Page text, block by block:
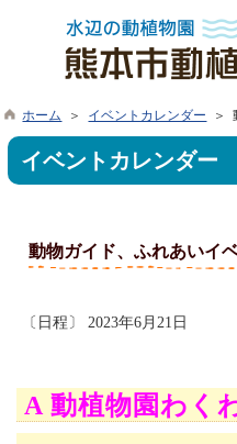
ホーム ＞ イベントカレンダー ＞
イベントカレンダー
動物ガイド、ふれあいイ
〔日程〕 2023年6月21日
A 動植物園わく